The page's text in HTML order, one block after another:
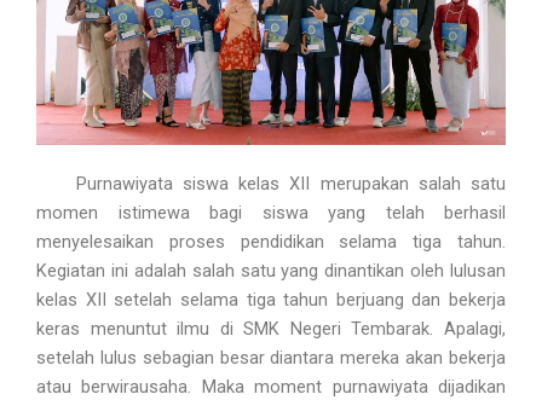
Purnawiyata siswa kelas XII merupakan salah satu
momen istimewa bagi siswa yang telah berhasil
menyelesaikan proses pendidikan selama tiga tahun.
Kegiatan ini adalah salah satu yang dinantikan oleh lulusan
kelas XII setelah selama tiga tahun berjuang dan bekerja
keras menuntut ilmu di SMK Negeri Tembarak. Apalagi,
setelah lulus sebagian besar diantara mereka akan bekerja
atau berwirausaha. Maka moment purnawiyata dijadikan